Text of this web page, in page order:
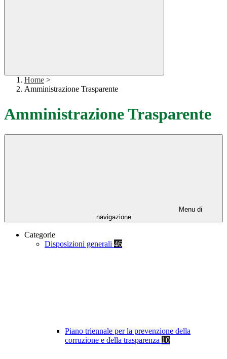
Home >
Amministrazione Trasparente
Amministrazione Trasparente
Menu di
navigazione
Categorie
Disposizioni generali 46
Piano triennale per la prevenzione della
corruzione e della trasparenza 10